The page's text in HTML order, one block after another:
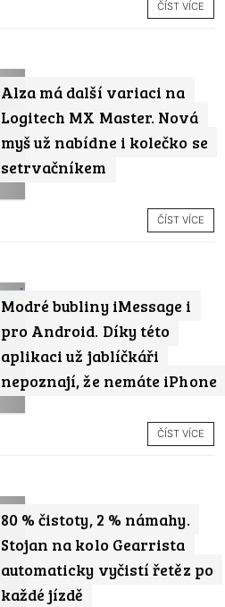
ČÍST VÍCE
Alza má další variaci na
Logitech MX Master. Nová
myš už nabídne i kolečko se
setrvačníkem
ČÍST VÍCE
Modré bubliny iMessage i
pro Android. Díky této
aplikaci už jablíčkáři
nepoznají, že nemáte iPhone
ČÍST VÍCE
80 % čistoty, 2 % námahy.
Stojan na kolo Gearrista
automaticky vyčistí řetěz po
každé jízdě